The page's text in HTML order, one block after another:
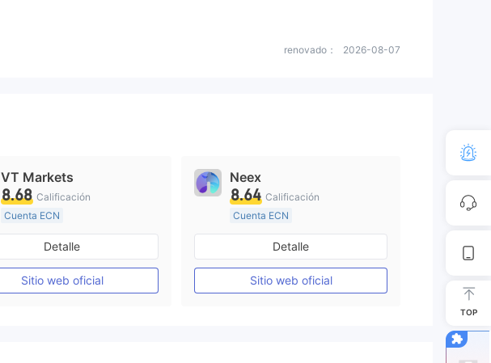
renovado： 2026-08-07
VT Markets
8.68 Calificación
Cuenta ECN
De 10 a 15 años
Supervisión en Australia
Creación Mercado Forex (MM)
Licencia completa de MT4
Detalle
Sitio web oficial
Neex
8.64 Calificación
Cuenta ECN
De 15 a 20 años
Supervisión en Australia
Creación Mercado Forex (MM)
Licencia completa de MT4
Detalle
Sitio web oficial
TOP